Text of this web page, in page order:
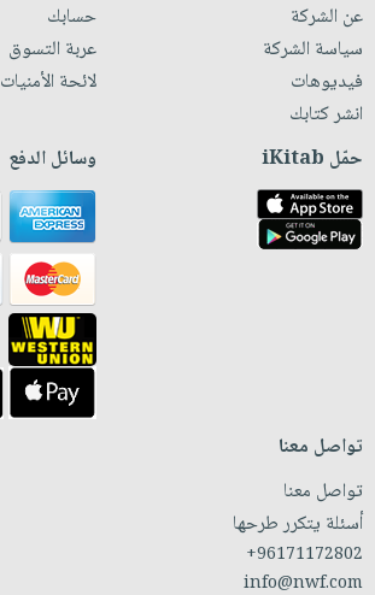
عن الشركة
سياسة الشركة
فيديوهات
انشر كتابك
حسابك
عربة التسوق
لائحة الأمنيات
حمّل iKitab وسائل الدفع
تواصل معنا
تواصل معنا
أسئلة يتكرر طرحها
+96171172802
info@nwf.com